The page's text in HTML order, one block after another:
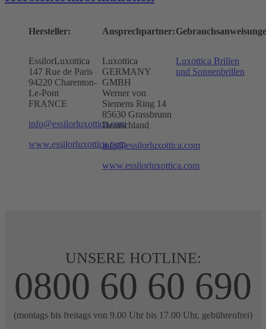
Hersteller:
EssilorLuxottica
147 Rue de Paris
94220 Charenton-
Le-Pont
FRANCE
info@essilorluxottica.com
www.essilorluxottica.com
Ansprechpartner:
Luxottica
GERMANY
GMBH
Werner von
Siemens Ring 14
85630 Grassbrunn
Deutschland
info@essilorluxottica.com
www.essilorluxottica.com
Luxottica Brillen
und Sonnenbrillen
UNSERE HOTLINE:
0800 60 60 690
(montags bis freitags von 9.00 Uhr bis 17.00 Uhr, gebührenfrei)